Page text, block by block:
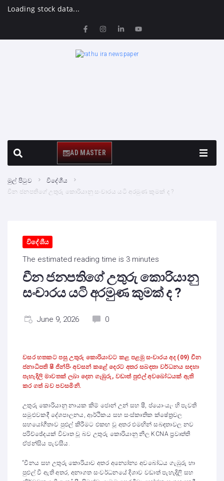
Loading stock data...
AD MASTER
මුල් පිටුව
විදේශීය
චීන ජනපතිගේ උතුරු කොරියානු සංචාරය යටි අරමුණ කුමක් ද ?
විදේශීය
The estimated reading time is 3 minutes
චීන ජනපතිගේ උතුරු කොරියානු
සංචාරය යටි අරමුණ කුමක් ද ?
June 9, 2026 0
වසර හතකට පසු උතුරු කොරියාවට කළ පළමු සංචාරය අද (09) චීන
ජනාධිපති ෂී ජින්පිං අවසන් කළේ දෙරට අතර සබඳතා වර්ධනය සඳහා
පැහැදිලි මාවතක් ලබා දෙන ගැඹුරු, වඩාත් පුළුල් අවබෝධයක් ඇති
කර ගත් බව පවසමිනි.
උතුරු කොරියානු නායක කිම් ජොන් උන් සහ ෂී, ප්යොංයැං හි පැවති
සමුළුවකදී දේශපාලනය, ආර්ථිකය සහ සංස්කෘතික ක්ෂේත්‍රවල
සහයෝගීතාව පුළුල් කිරීමට එකඟ වූ අතර එමඟින් සබඳතාවල නව
පරිච්ඡේදයක් විවෘත වූ බව උතුරු කොරියානු නිල KCNA ප්‍රවෘත්ති
ඒජන්සිය පැවසීය.
“චීනය සහ උතුරු කොරියාව අතර අන්‍යෝන්‍ය අවබෝධය ගැඹුරු හා
පුළුල් වී ඇති අතර, අනාගත සංවර්ධනයේ දිශාව වඩාත් පැහැදිලි සහ